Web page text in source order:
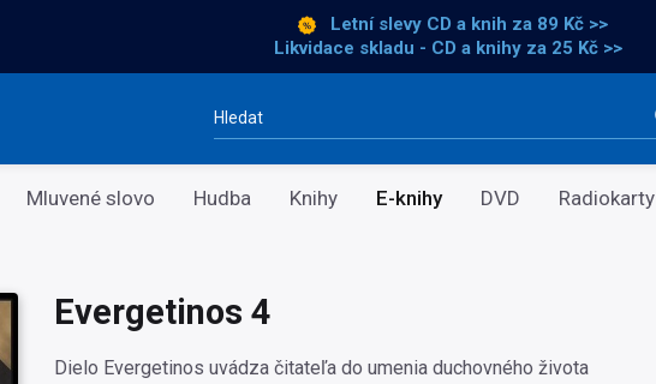
Letní slevy CD a knih za 89 Kč >>
Likvidace skladu - CD a knihy za 25 Kč >>
Vyhledávání
Mluvené slovo Hudba Knihy E-knihy DVD Radiokarty
Evergetinos 4
Dielo Evergetinos uvádza čitateľa do umenia duchovného života